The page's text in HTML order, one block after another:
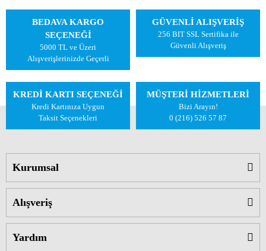
BEDAVA KARGO
SEÇENEĞİ
5000 TL ve Üzeri
Alışverişlerinizde Geçerli
GÜVENLİ ALIŞVERİŞ
256 BIT SSL Sertifika ile
Güvenli Alışveriş
KREDİ KARTI SEÇENEĞİ
Kredi Kartınıza Uygun
Taksit Seçenekleri
MÜŞTERİ HİZMETLERİ
Bizi Arayın!
0 (216) 526 57 87
Kurumsal
Alışveriş
Yardım